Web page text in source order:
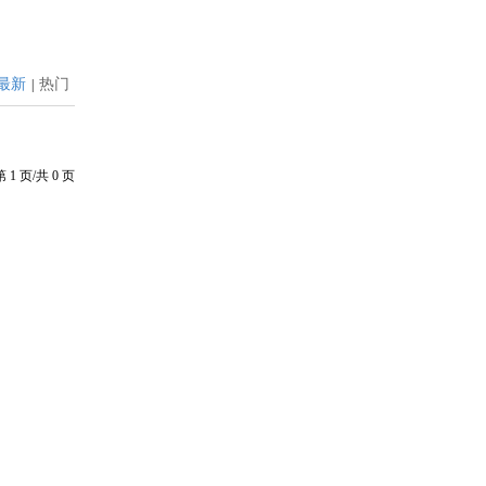
新 热门
1 页/共 0 页